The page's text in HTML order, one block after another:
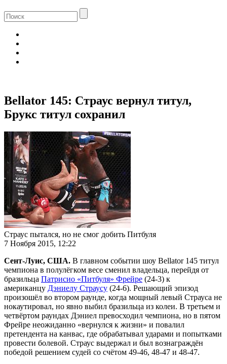
Bellator 145: Страус вернул титул,
Брукс титул сохранил
Страус пытался, но не смог добить Питбуля
7 Ноября 2015, 12:22
Сент-Луис, США. В главном событии шоу Bellator 145 титул
чемпиона в полулёгком весе сменил владельца, перейдя от
бразильца Патрисио «Питбуля» Фрейре (24-3) к
американцу Дэниелу Страусу (24-6). Решающий эпизод
произошёл во втором раунде, когда мощный левый Страуса не
нокаутировал, но явно выбил бразильца из колеи. В третьем и
четвёртом раундах Дэниел превосходил чемпиона, но в пятом
Фрейре неожиданно «вернулся к жизни» и повалил
претендента на канвас, где обрабатывал ударами и попытками
провести болевой. Страус выдержал и был вознаграждён
победой решением судей со счётом 49-46, 48-47 и 48-47.